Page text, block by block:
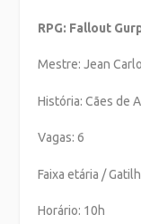
RPG: Fallout
Mestre: Jean
História: Cães de
Vagas: 6
Faixa etária /
Horário: 10h